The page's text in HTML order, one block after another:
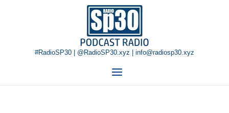
Home
#RadioSP30 | @RadioSP30.xyz | info@radiosp30.xyz
Menu